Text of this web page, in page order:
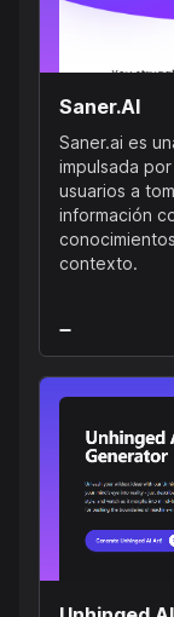
Saner.AI
Saner.ai es
impulsada
usuarios a
información
contexto.